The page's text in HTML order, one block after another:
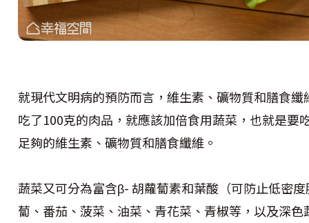
就現代文明病的預防而言，維生素、礦物質和膳食
吃了100克的肉品，就應該加倍食用蔬菜，也就是要
足夠的維生素、礦物質和膳食纖維。
蔬菜又可分為富含β- 胡蘿蔔素和葉酸（可防止低密
蔔、番茄、菠菜、油菜、青花菜、青椒等，以及深